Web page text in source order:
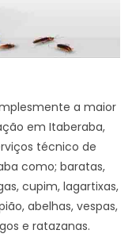
a maior
em Itaberaba,
técnico de
como; baratas,
cupim, lagartixas,
abelhas, vespas,
e ratazanas.